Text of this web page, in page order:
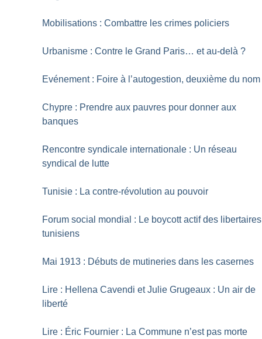
Mobilisations : Combattre les crimes policiers
Urbanisme : Contre le Grand Paris… et au-delà ?
Evénement : Foire à l’autogestion, deuxième du nom
Chypre : Prendre aux pauvres pour donner aux
banques
Rencontre syndicale internationale : Un réseau
syndical de lutte
Tunisie : La contre-révolution au pouvoir
Forum social mondial : Le boycott actif des libertaires
tunisiens
Mai 1913 : Débuts de mutineries dans les casernes
Lire : Hellena Cavendi et Julie Grugeaux : Un air de
liberté
Lire : Éric Fournier : La Commune n’est pas morte